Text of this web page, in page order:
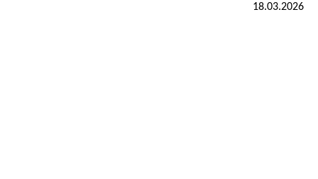
18.03.2026